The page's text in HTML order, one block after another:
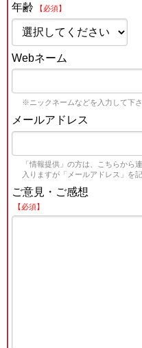
年齢
【必須】
Webネーム
※ニックネームなどを入力して下さ
メールアドレス
「情報提供」の方は、こちらから
入りますが「メールアドレス」を
ご意見・ご感想
【必須】